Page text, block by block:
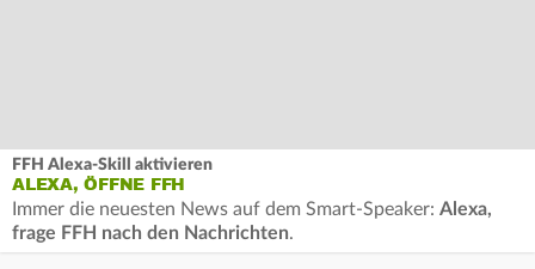
FFH Alexa-Skill aktivieren
ALEXA, ÖFFNE FFH
Immer die neuesten News auf dem Smart-Speaker: Alexa,
frage FFH nach den Nachrichten.